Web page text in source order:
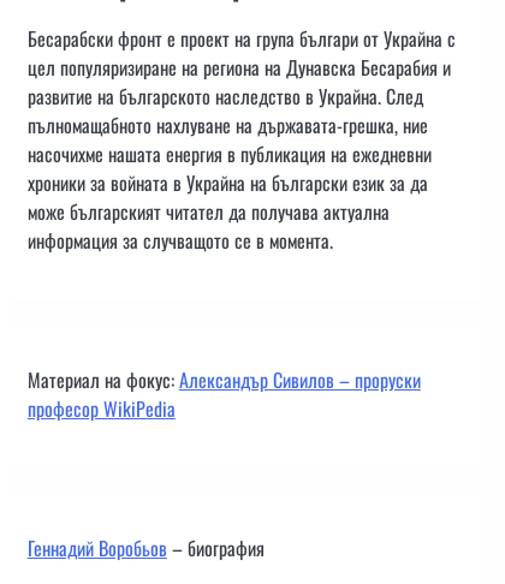
Бесарабски фронт е проект на група българи от Украйна с
цел популяризиране на региона на Дунавска Бесарабия и
развитие на българското наследство в Украйна. След
пълномащабното нахлуване на държавата-грешка, ние
насочихме нашата енергия в публикация на ежедневни
хроники за войната в Украйна на български език за да
може българският читател да получава актуална
информация за случващото се в момента.
Материал на фокус:Александър Сивилов – проруски
професор WikiPedia
Геннадий Воробьов– биография